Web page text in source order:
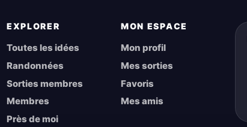
EXPLORER
Toutes les idées
Randonnées
Sorties membres
Membres
Près de moi
MON ESPACE
Mon profil
Mes sorties
Favoris
Mes amis